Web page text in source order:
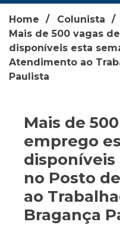
Home
Colunista
Mais de 500 vagas
disponíveis esta
Atendimento ao
Paulista
Mais de
emprego
disponíveis
no Posto
ao
Bragança